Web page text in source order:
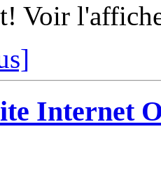
Voir
Internet